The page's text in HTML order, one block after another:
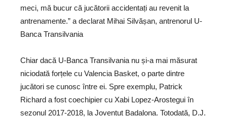
meci, mă bucur că jucătorii accidentați au revenit la
antrenamente.” a declarat Mihai Silvășan, antrenorul U-
Banca Transilvania
Chiar dacă U-Banca Transilvania nu și-a mai măsurat
niciodată forțele cu Valencia Basket, o parte dintre
jucători se cunosc între ei. Spre exemplu, Patrick
Richard a fost coechipier cu Xabi Lopez-Arostegui în
sezonul 2017-2018, la Joventut Badalona. Totodată, D.J.